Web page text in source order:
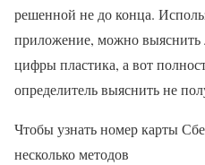
решенной не до конца.
приложение, можно выяснить
цифры пластика, а вот
определитель выяснить не
Чтобы узнать номер карты
несколько методов